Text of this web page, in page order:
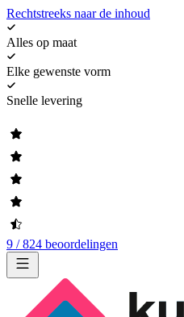
Rechtstreeks naar de inhoud
Alles op maat
Elke gewenste vorm
Snelle levering
9 / 824 beoordelingen